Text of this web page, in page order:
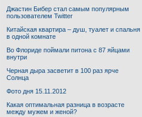
Джастин Бибер стал самым популярным
пользователем Twitter
Китайская квартира – душ, туалет и спальня
в одной комнате
Во Флориде поймали питона с 87 яйцами
внутри
Черная дыра засветит в 100 раз ярче
Солнца
Фото дня 15.11.2012
Какая оптимальная разница в возрасте
между мужем и женой?